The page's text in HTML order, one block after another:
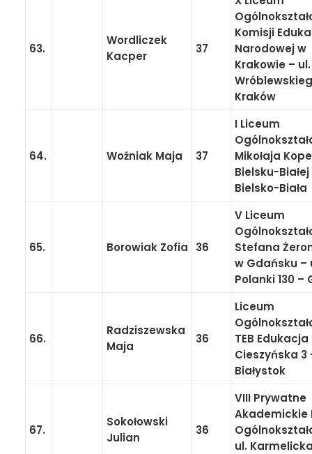
63.
Wordliczek
Kacper
37
Komisji
Narodowej w
Krakowie – ul.
Kraków
64. Woźniak Maja 37
I Liceum
Mikołaja
Bielsku-Białej
Bielsko-Biała
65. Borowiak Zofia 36
V Liceum
Stefana
w Gdańsku –
Polanki 130 –
66.
Radziszewska
Maja
36
Liceum
TEB Edukacja
Cieszyńska 3
Białystok
67.
Sokołowski
Julian
36
VIII Prywatne
Akademickie
ul.